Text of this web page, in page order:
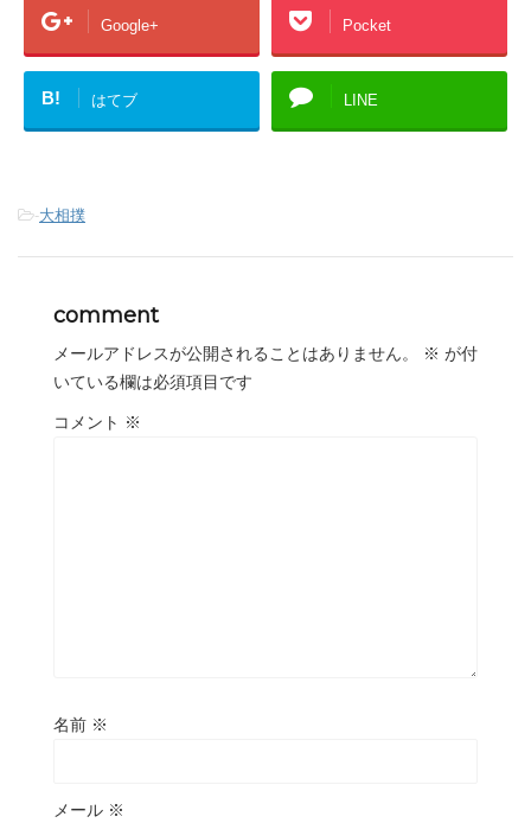
Google+ Pocket
B! はてブ LINE
-大相撲
comment
メールアドレスが公開されることはありません。 ※ が付
いている欄は必須項目です
コメント ※
名前 ※
メール ※